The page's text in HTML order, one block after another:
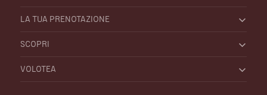
LA TUA PRENOTAZIONE
SCOPRI
VOLOTEA